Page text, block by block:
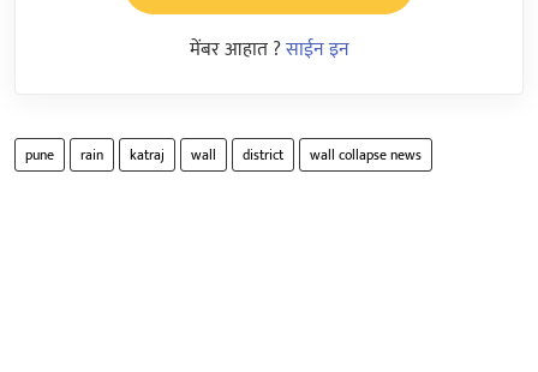
मेंबर आहात ?साईन इन
pune rain katraj wall district wall collapse news